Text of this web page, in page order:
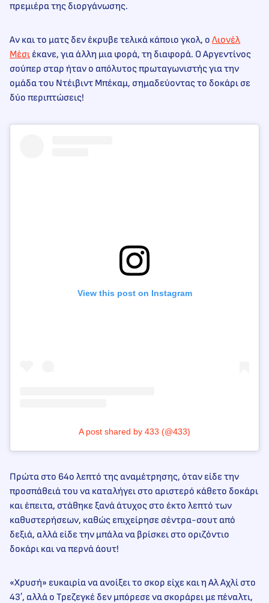
πρεμιέρα της διοργάνωσης.
Αν και το ματς δεν έκρυβε τελικά κάποιο γκολ, ο Λιονέλ
Μέσι έκανε, για άλλη μια φορά, τη διαφορά. Ο Αργεντίνος
σούπερ σταρ ήταν ο απόλυτος πρωταγωνιστής για την
ομάδα του Ντέιβιντ Μπέκαμ, σημαδεύοντας το δοκάρι σε
δύο περιπτώσεις!
View this post on Instagram
A post shared by 433 (@433)
Πρώτα στο 64ο λεπτό της αναμέτρησης, όταν είδε την
προσπάθειά του να καταλήγει στο αριστερό κάθετο δοκάρι
και έπειτα, στάθηκε ξανά άτυχος στο έκτο λεπτό των
καθυστερήσεων, καθώς επιχείρησε σέντρα-σουτ από
δεξιά, αλλά είδε την μπάλα να βρίσκει στο οριζόντιο
δοκάρι και να περνά άουτ!
«Χρυσή» ευκαιρία να ανοίξει το σκορ είχε και η Αλ Αχλί στο
43′, αλλά ο Τρεζεγκέ δεν μπόρεσε να σκοράρει με πέναλτι,